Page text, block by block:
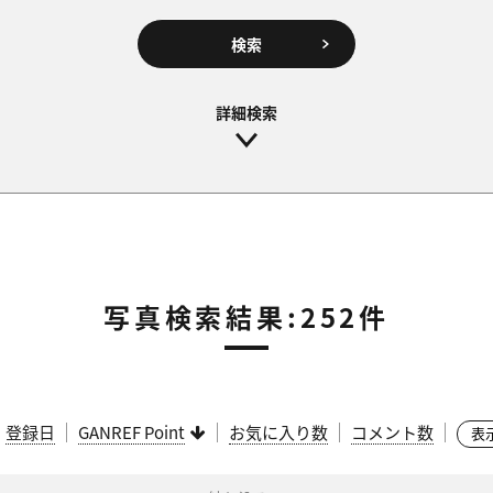
検索
写真検索結果:252件
登録日 GANREF Point お気に入り数 コメント数 表